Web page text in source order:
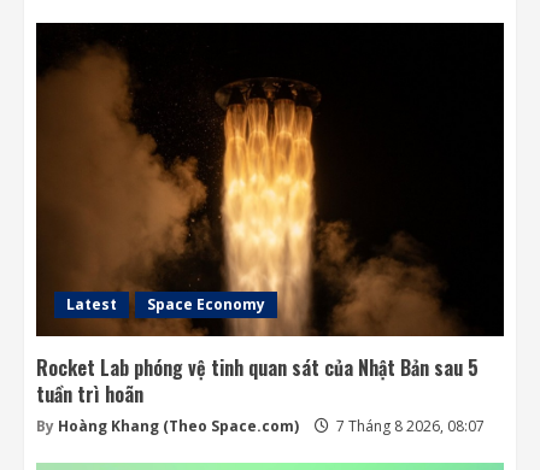
Latest Space Economy
Rocket Lab phóng vệ tinh quan sát của Nhật Bản sau 5
tuần trì hoãn
By Hoàng Khang (Theo Space.com) 7 Tháng 8 2026, 08:07